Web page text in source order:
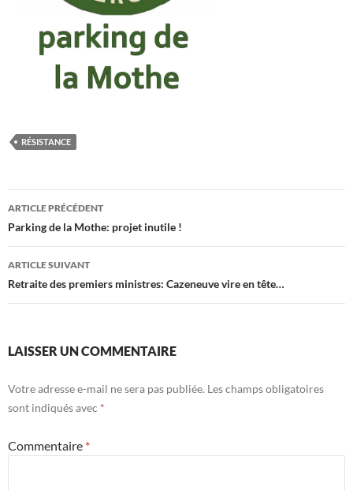
RÉSISTANCE
Navigation
des
articles
ARTICLE PRÉCÉDENT
Parking de la Mothe: projet inutile !
ARTICLE SUIVANT
Retraite des premiers ministres: Cazeneuve vire en tête…
LAISSER UN COMMENTAIRE
Votre adresse e-mail ne sera pas publiée. Les champs obligatoires
sont indiqués avec *
Commentaire *